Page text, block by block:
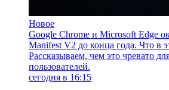
Новое
Google Chrome и Microsoft Edge
Manifest V2 до конца года. Что в
Рассказываем, чем это чревато
пользователей.
сегодня в 16:15